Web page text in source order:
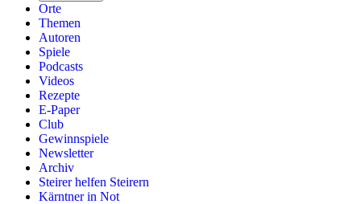
Orte
Themen
Autoren
Spiele
Podcasts
Videos
Rezepte
E-Paper
Club
Gewinnspiele
Newsletter
Archiv
Steirer helfen Steirern
Kärntner in Not